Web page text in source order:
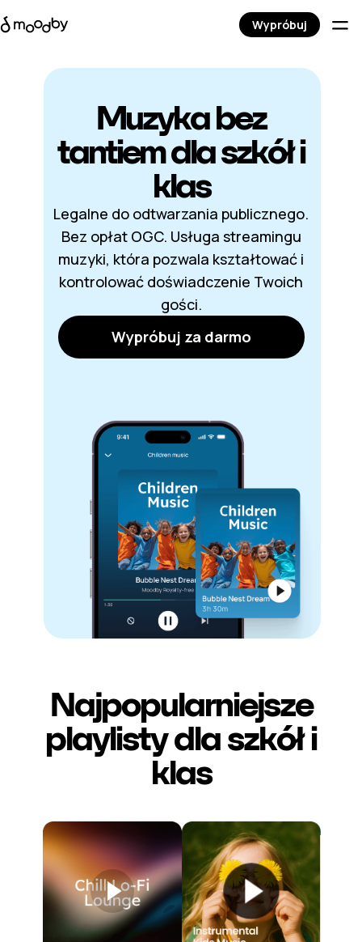
Muzyka bez
tantiem dla szkół i
klas
Legalne do odtwarzania publicznego.
Bez opłat OGC. Usługa streamingu
muzyki, która pozwala kształtować i
kontrolować doświadczenie Twoich
gości.
Wypróbuj za darmo
Najpopularniejsze
playlisty dla szkół i
klas
Wypróbuj